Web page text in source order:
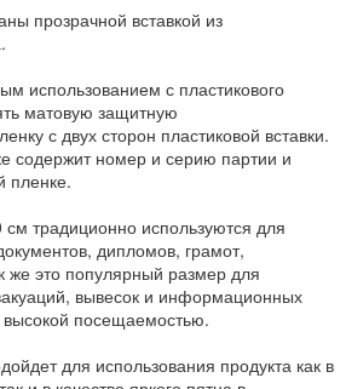
прозрачной вставкой из
использованием с пластикового
матовую защитную
с двух сторон пластиковой вставки.
содержит номер и серию партии и
пленке.
традиционно используются для
дипломов, грамот,
же это популярный размер для
вывесок и информационных
посещаемостью.
для использования продукта как в